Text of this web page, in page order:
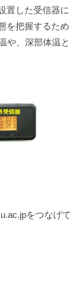
置した受信器に
を把握するため
や、深部体温と
をつなげて